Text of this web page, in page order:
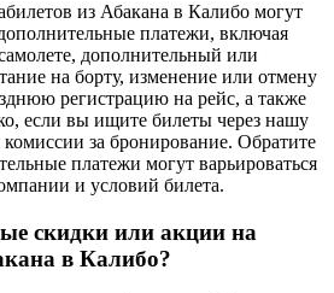
из Абакана в Калибо могут
платежи, включая
дополнительный или
на борту, изменение или отмену
регистрацию на рейс, а также
если вы ищите билеты через нашу
за бронирование. Обратите
платежи могут варьироваться
и условий билета.
скидки или акции на
в Калибо?